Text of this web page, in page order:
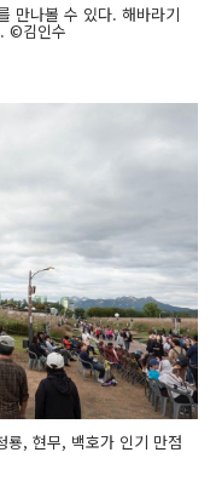
만나볼 수 있다. 해바라기
©김인수
룡, 현무, 백호가 인기 만점